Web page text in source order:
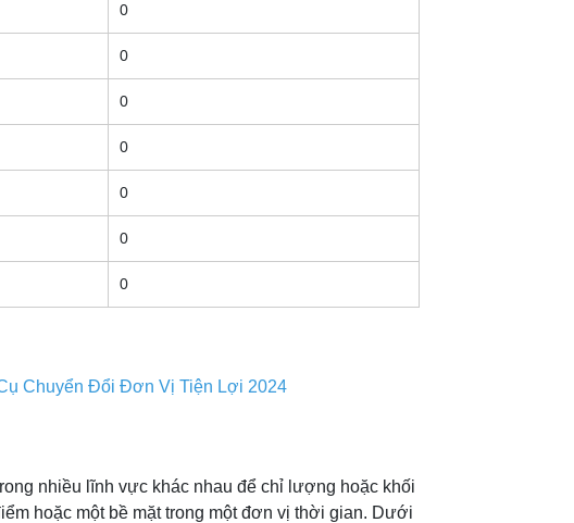
0
0
0
0
0
0
0
Chuyển Đổi Đơn Vị Tiện Lợi 2024
nhiều lĩnh vực khác nhau để chỉ lượng hoặc khối
hoặc một bề mặt trong một đơn vị thời gian. Dưới